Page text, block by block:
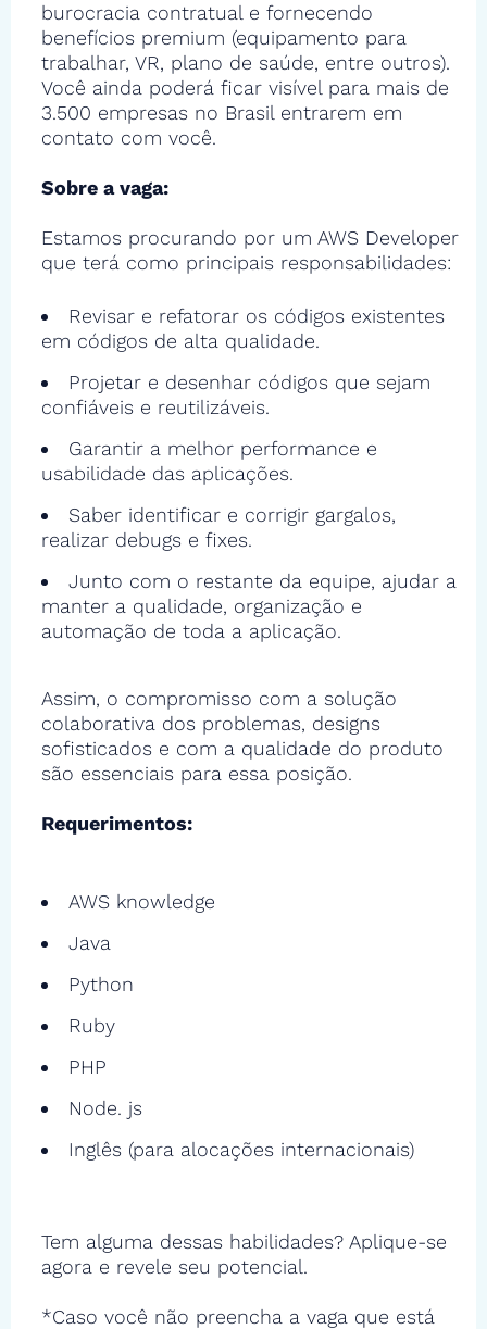
burocracia contratual e fornecendo
benefícios premium (equipamento para
trabalhar, VR, plano de saúde, entre outros).
Você ainda poderá ficar visível para mais de
3.500 empresas no Brasil entrarem em
contato com você.
Sobre a vaga:
Estamos procurando por um AWS Developer
que terá como principais responsabilidades:
Revisar e refatorar os códigos existentes
em códigos de alta qualidade.
Projetar e desenhar códigos que sejam
confiáveis e reutilizáveis.
Garantir a melhor performance e
usabilidade das aplicações.
Saber identificar e corrigir gargalos,
realizar debugs e fixes.
Junto com o restante da equipe, ajudar a
manter a qualidade, organização e
automação de toda a aplicação.
Assim, o compromisso com a solução
colaborativa dos problemas, designs
sofisticados e com a qualidade do produto
são essenciais para essa posição.
Requerimentos:
AWS knowledge
Java
Python
Ruby
PHP
Node. js
Inglês (para alocações internacionais)
Tem alguma dessas habilidades? Aplique-se
agora e revele seu potencial.
*Caso você não preencha a vaga que está